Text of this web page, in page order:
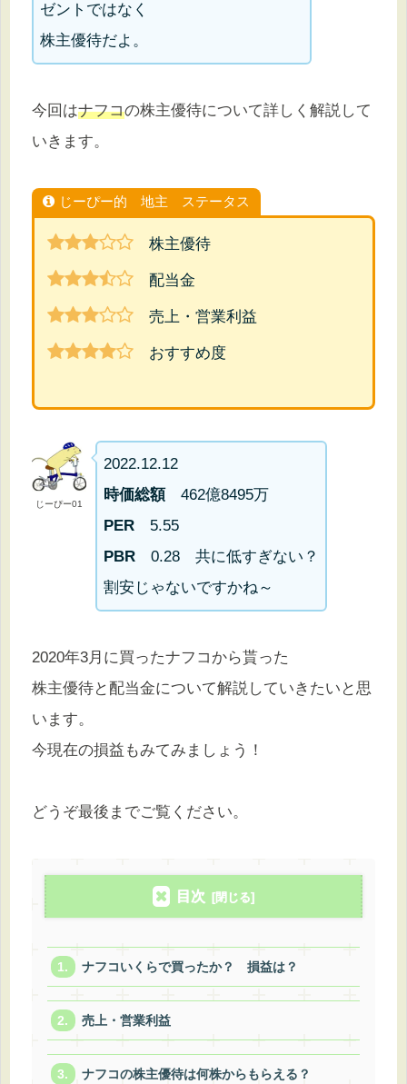
ゼントではなく
株主優待だよ。
今回はナフコの株主優待について詳しく解説して
いきます。
じーぴー的 地主 ステータス
株主優待
配当金
売上・営業利益
おすすめ度
じーぴー01
2022.12.12
時価総額462億8495万
PER 5.55
PBR 0.28 共に低すぎない？
割安じゃないですかね～
2020年3月に買ったナフコから貰った
株主優待と配当金について解説していきたいと思
います。
今現在の損益もみてみましょう！
どうぞ最後までご覧ください。
目次
ナフコいくらで買ったか？ 損益は？
売上・営業利益
ナフコの株主優待は何株からもらえる？